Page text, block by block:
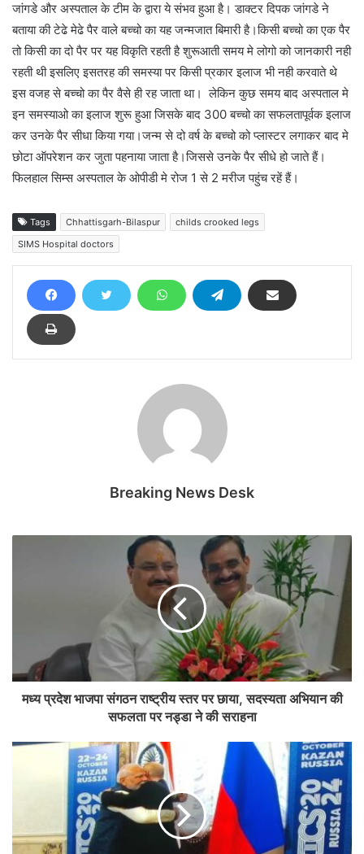
जांगडे और अस्पताल के टीम के द्वारा ये संभव हुआ है। डाक्टर दिपक जांगडे ने
बताया की टेढे मेढे पैर वाले बच्चो का यह जन्मजात बिमारी है।किसी बच्चो का एक पैर
तो किसी का दो पैर पर यह विकृति रहती है शुरूआती समय मे लोगो को जानकारी नही
रहती थी इसलिए इसतरह की समस्या पर किसी प्रकार इलाज भी नही करवाते थे
इस वजह से बच्चो का पैर वैसे ही रह जाता था। लेकिन कुछ समय बाद अस्पताल मे
इन समस्याओ का इलाज शुरू हुआ जिसके बाद 300 बच्चो का सफलतापूर्वक इलाज
कर उनके पैर सीधा किया गया।जन्म से दो वर्ष के बच्चो को प्लास्टर लगाकर बाद मे
छोटा ऑपरेशन कर जुता पहनाया जाता है।जिससे उनके पैर सीधे हो जाते हैं।
फिलहाल सिम्स अस्पताल के ओपीडी मे रोज 1 से 2 मरीज पहुंच रहें हैं।
Tags Chhattisgarh-Bilaspur
childs crooked legs
SIMS Hospital doctors
Breaking News Desk
मध्य प्रदेश भाजपा संगठन राष्ट्रीय स्तर पर छाया, सदस्यता अभियान की
सफलता पर नड्डा ने की सराहना